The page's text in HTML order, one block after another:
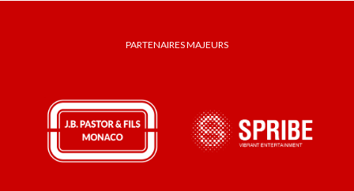
PARTENAIRES MAJEURS